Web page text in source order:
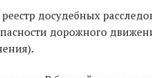
досудебных
дорожного